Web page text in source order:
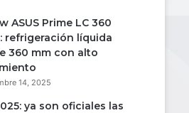
ASUS Prime LC 360
refrigeración líquida
360 mm con alto
14, 2025
ya son oficiales las